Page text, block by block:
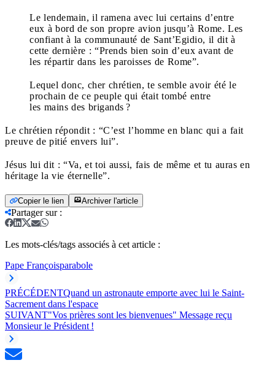
Le lendemain, il ramena avec lui certains d’entre
eux à bord de son propre avion jusqu’à Rome. Les
confiant à la communauté de Sant’Egidio, il dit à
cette dernière : “Prends bien soin d’eux avant de
les répartir dans les paroisses de Rome”.
Lequel donc, cher chrétien, te semble avoir été le
prochain de ce peuple qui était tombé entre
les mains des brigands ?
Le chrétien répondit : “C’est l’homme en blanc qui a fait
preuve de pitié envers lui”.
Jésus lui dit : “Va, et toi aussi, fais de même et tu auras en
héritage la vie éternelle”.
Copier le lien Archiver l'article
Partager sur:
Les mots-clés/tags associés à cet article :
Pape Françoisparabole
PRÉCÉDENTQuand un astronaute emporte avec lui le Saint-
Sacrement dans l'espace
SUIVANT"Vos prières sont les bienvenues" Message reçu
Monsieur le Président !